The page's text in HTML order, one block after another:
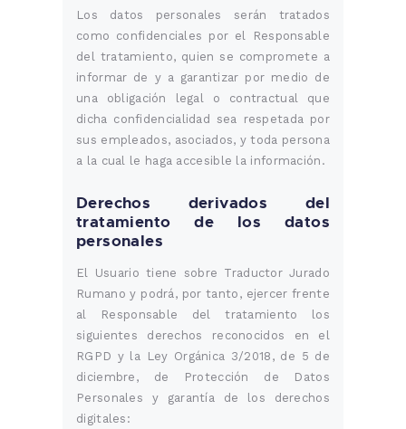
Los datos personales serán tratados
como confidenciales por el Responsable
del tratamiento, quien se compromete a
informar de y a garantizar por medio de
una obligación legal o contractual que
dicha confidencialidad sea respetada por
sus empleados, asociados, y toda persona
a la cual le haga accesible la información.
Derechos derivados del
tratamiento de los datos
personales
El Usuario tiene sobre Traductor Jurado
Rumano y podrá, por tanto, ejercer frente
al Responsable del tratamiento los
siguientes derechos reconocidos en el
RGPD y la Ley Orgánica 3/2018, de 5 de
diciembre, de Protección de Datos
Personales y garantía de los derechos
digitales: